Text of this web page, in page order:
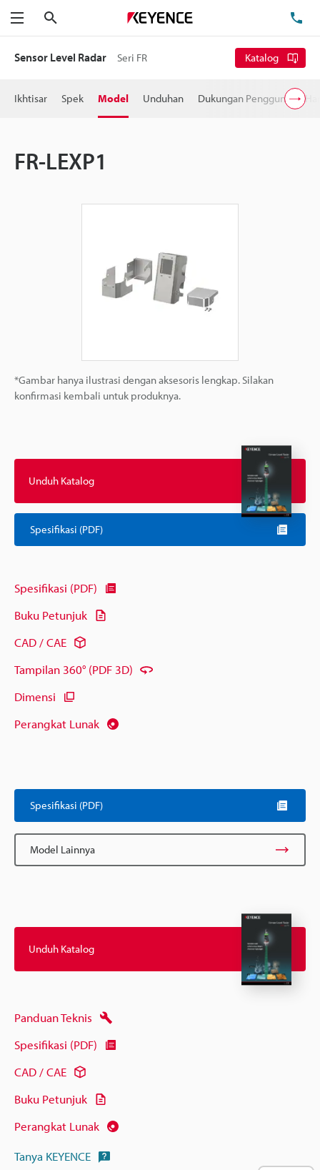
Menu
Sensor Level Radar Seri FR Katalog
Ikhtisar Spek Model Unduhan Dukungan Pengguna
FR-LEXP1
*Gambar hanya ilustrasi dengan aksesoris lengkap. Silakan
konfirmasi kembali untuk produknya.
Unduh Katalog
Spesifikasi (PDF)
Spesifikasi (PDF)
Buku Petunjuk
CAD / CAE
Tampilan 360° (PDF 3D)
Dimensi
Perangkat Lunak
Spesifikasi (PDF)
Model Lainnya
Unduh Katalog
Panduan Teknis
Spesifikasi (PDF)
CAD / CAE
Buku Petunjuk
Perangkat Lunak
Tanya KEYENCE